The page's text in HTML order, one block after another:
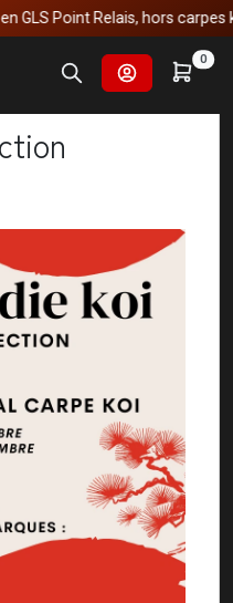
Point Relais, hors carpes koï)
0
2024/25